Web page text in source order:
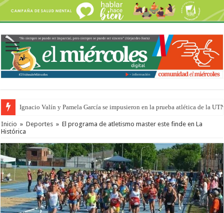
Ignacio Valín y Pamela García se impusieron en la prueba atlética de la
Traigo el litoral en mi canción: 100 años de Aníbal Sampayo
Inicio » Deportes » El programa de atletismo master este finde en La
Histórica